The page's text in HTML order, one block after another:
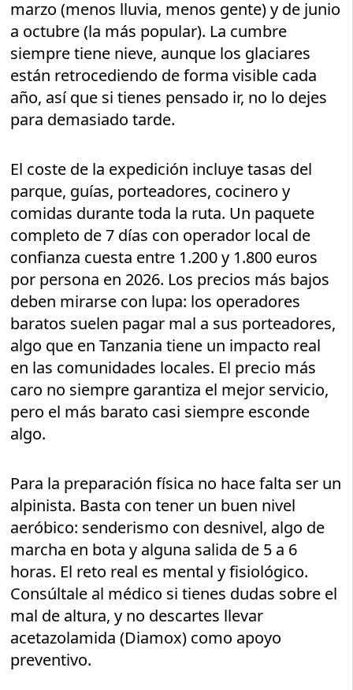
marzo (menos lluvia, menos gente) y de junio
a octubre (la más popular). La cumbre
siempre tiene nieve, aunque los glaciares
están retrocediendo de forma visible cada
año, así que si tienes pensado ir, no lo dejes
para demasiado tarde.
El coste de la expedición incluye tasas del
parque, guías, porteadores, cocinero y
comidas durante toda la ruta. Un paquete
completo de 7 días con operador local de
confianza cuesta entre 1.200 y 1.800 euros
por persona en 2026. Los precios más bajos
deben mirarse con lupa: los operadores
baratos suelen pagar mal a sus porteadores,
algo que en Tanzania tiene un impacto real
en las comunidades locales. El precio más
caro no siempre garantiza el mejor servicio,
pero el más barato casi siempre esconde
algo.
Para la preparación física no hace falta ser un
alpinista. Basta con tener un buen nivel
aeróbico: senderismo con desnivel, algo de
marcha en bota y alguna salida de 5 a 6
horas. El reto real es mental y fisiológico.
Consúltale al médico si tienes dudas sobre el
mal de altura, y no descartes llevar
acetazolamida (Diamox) como apoyo
preventivo.